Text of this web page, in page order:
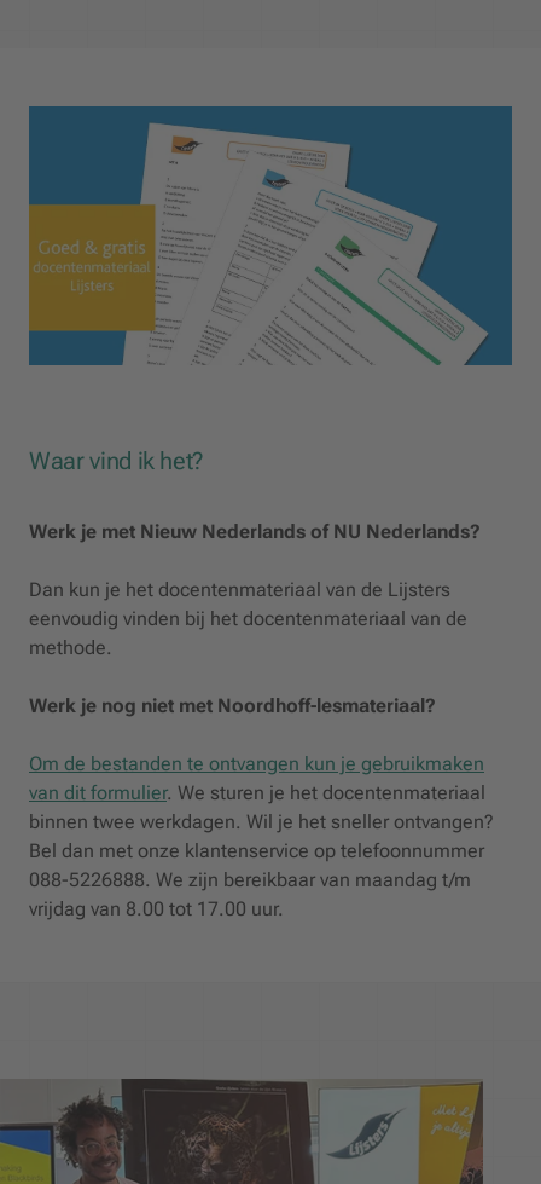
Waar vind ik het?
Werk je met Nieuw Nederlands of NU Nederlands?
Dan kun je het docentenmateriaal van de Lijsters
eenvoudig vinden bij het docentenmateriaal van de
methode.
Werk je nog niet met Noordhoff-lesmateriaal?
Om de bestanden te ontvangen kun je gebruikmaken
van dit formulier. We sturen je het docentenmateriaal
binnen twee werkdagen. Wil je het sneller ontvangen?
Bel dan met onze klantenservice op telefoonnummer
088-5226888. We zijn bereikbaar van maandag t/m
vrijdag van 8.00 tot 17.00 uur.